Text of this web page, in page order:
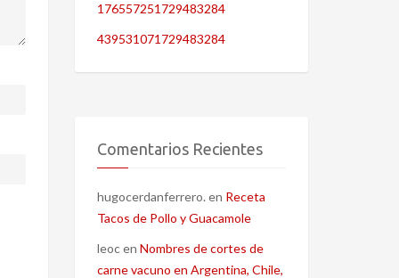
176557251729483284
439531071729483284
Comentarios Recientes
hugocerdanferrero. en Receta
Tacos de Pollo y Guacamole
leocen Nombres de cortes de
carne vacuno en Argentina, Chile,